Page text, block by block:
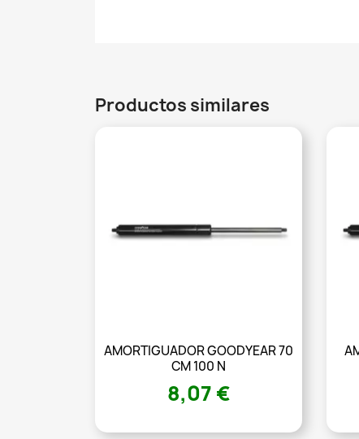
Productos similares
AMORTIGUADOR GOODYEAR 70
CM 100 N
8,07 €